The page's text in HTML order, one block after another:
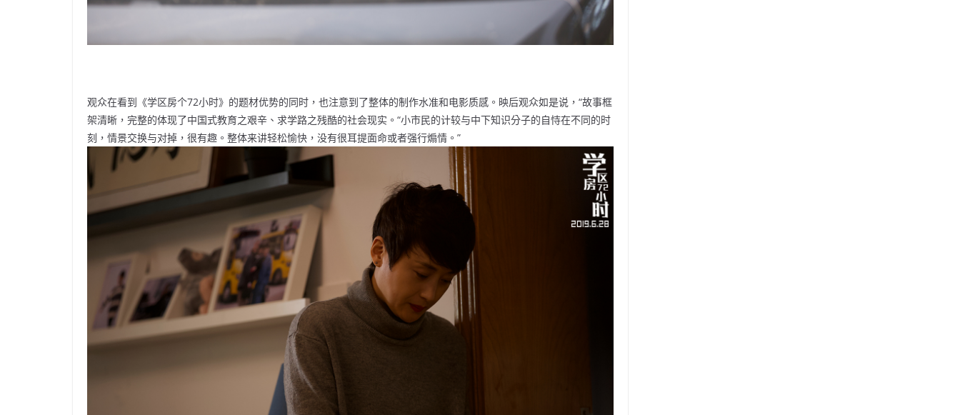
观众在看到《学区房个72小时》的题材优势的同时，也注意到了整体的制作水准和电影质感。映后观众如是说，“故事框
架清晰，完整的体现了中国式教育之艰辛、求学路之残酷的社会现实。“小市民的计较与中下知识分子的自恃在不同的时
刻，情景交换与对掉，很有趣。整体来讲轻松愉快，没有很耳提面命或者强行煽情。”